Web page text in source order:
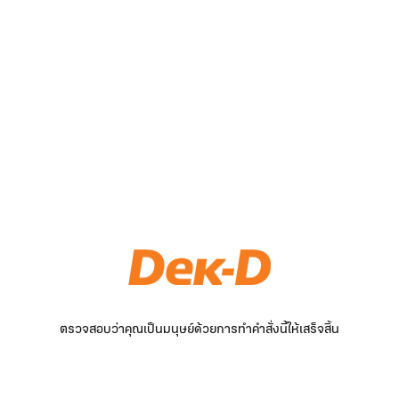
ตรวจสอบว่าคุณเป็นมนุษย์ด้วยการทำคำสั่งนี้ให้เสร็จสิ้น